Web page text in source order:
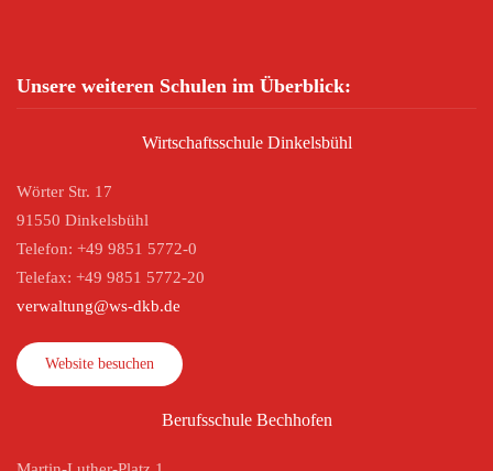
Unsere weiteren Schulen im Überblick:
Wirtschaftsschule Dinkelsbühl
Wörter Str. 17
91550 Dinkelsbühl
Telefon: +49 9851 5772-0
Telefax: +49 9851 5772-20
verwaltung@ws-dkb.de
Website besuchen
Berufsschule Bechhofen